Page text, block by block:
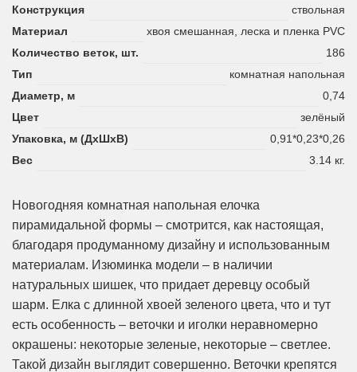
Конструкция
ствольная
Материал
хвоя смешанная, леска и пленка PVC
Количество веток, шт.
186
Тип
комнатная напольная
Диаметр, м
0,74
Цвет
зелёный
Упаковка, м (ДхШхВ)
0,91*0,23*0,26
Вес
3.14 кг.
Новогодняя комнатная напольная елочка
пирамидальной формы – смотрится, как настоящая,
благодаря продуманному дизайну и использованным
материалам. Изюминка модели – в наличии
натуральных шишек, что придает деревцу особый
шарм. Елка с длинной хвоей зеленого цвета, что и тут
есть особенность – веточки и иголки неравномерно
окрашены: некоторые зеленые, некоторые – светлее.
Такой дизайн выглядит совершенно. Веточки крепятся